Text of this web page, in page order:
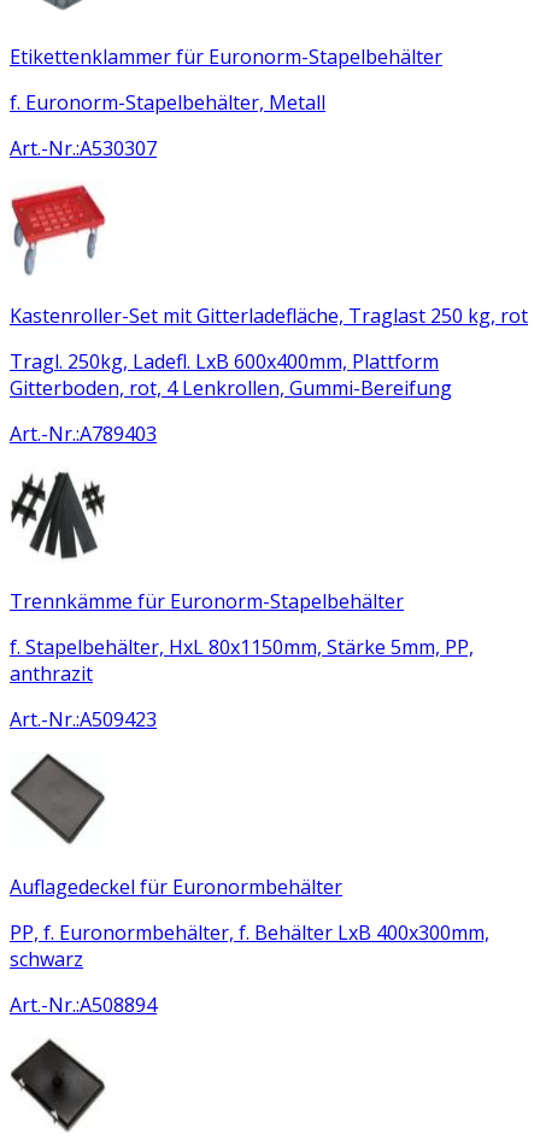
Etikettenklammer für Euronorm-Stapelbehälter
f. Euronorm-Stapelbehälter, Metall
Art.-Nr.:A530307
Kastenroller-Set mit Gitterladefläche, Traglast 250 kg, rot
Tragl. 250kg, Ladefl. LxB 600x400mm, Plattform
Gitterboden, rot, 4 Lenkrollen, Gummi-Bereifung
Art.-Nr.:A789403
Trennkämme für Euronorm-Stapelbehälter
f. Stapelbehälter, HxL 80x1150mm, Stärke 5mm, PP,
anthrazit
Art.-Nr.:A509423
Auflagedeckel für Euronormbehälter
PP, f. Euronormbehälter, f. Behälter LxB 400x300mm,
schwarz
Art.-Nr.:A508894